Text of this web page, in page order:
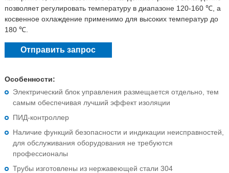
позволяет регулировать температуру в диапазоне 120-160 ℃, а
косвенное охлаждение применимо для высоких температур до
180 ℃.
Отправить запрос
Особенности:
Электрический блок управления размещается отдельно, тем
самым обеспечивая лучший эффект изоляции
ПИД-контроллер
Наличие функций безопасности и индикации неисправностей,
для обслуживания оборудования не требуются
профессионалы
Трубы изготовлены из нержавеющей стали 304